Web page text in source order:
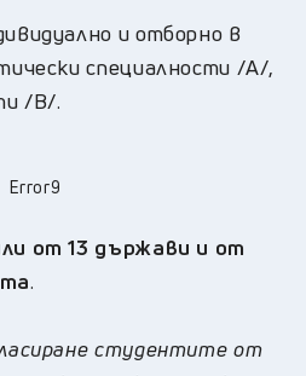
и отборно в
специалности /A/,
/B/.
Error9
от 13 държави и от
.
студентите от